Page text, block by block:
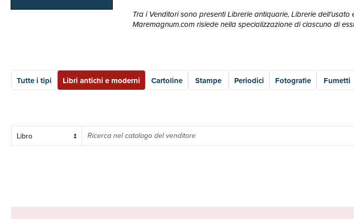
Tra i Venditori sono presenti Librerie antiquarie, Librerie
Maremagnum.com risiede nella specializzazione di ciascuno di
Tutte i tipi Libri antichi e moderni Cartoline Stampe Periodici Fotografie Fumetti